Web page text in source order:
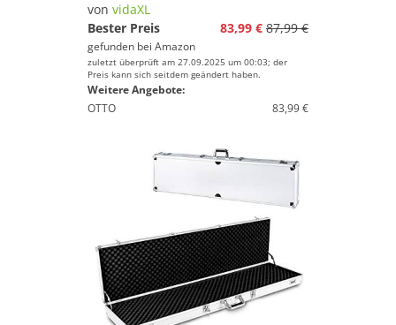
von vidaXL
Bester Preis
83,99 € 87,99 €
gefunden bei Amazon
zuletzt überprüft am 27.09.2025 um 00:03; der
Preis kann sich seitdem geändert haben.
Weitere Angebote:
OTTO
83,99 €